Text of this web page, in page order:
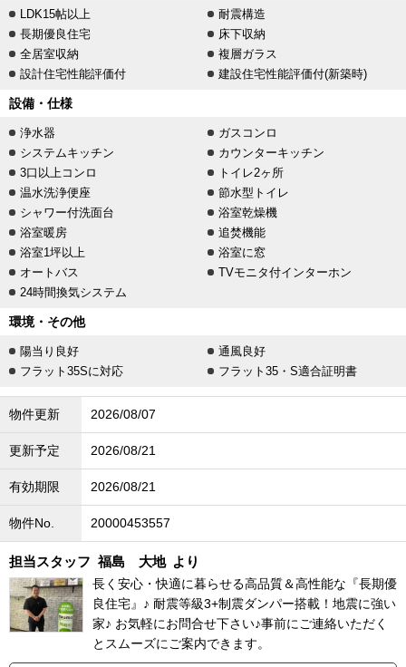
LDK15帖以上
耐震構造
長期優良住宅
床下収納
全居室収納
複層ガラス
設計住宅性能評価付
建設住宅性能評価付(新築時)
設備・仕様
浄水器
ガスコンロ
システムキッチン
カウンターキッチン
3口以上コンロ
トイレ2ヶ所
温水洗浄便座
節水型トイレ
シャワー付洗面台
浴室乾燥機
浴室暖房
追焚機能
浴室1坪以上
浴室に窓
オートバス
TVモニタ付インターホン
24時間換気システム
環境・その他
陽当り良好
通風良好
フラット35Sに対応
フラット35・S適合証明書
物件更新 2026/08/07
更新予定 2026/08/21
有効期限 2026/08/21
物件No. 20000453557
担当スタッフ 福島 大地 より
長く安心・快適に暮らせる高品質＆高性能な『長期優
良住宅』♪ 耐震等級3+制震ダンパー搭載！地震に強い
家♪ お気軽にお問合せ下さい♪事前にご連絡いただく
とスムーズにご案内できます。